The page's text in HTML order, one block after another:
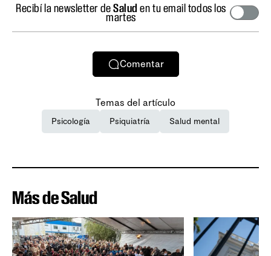
Recibí la newsletter deSalud en tu email todos los
martes
Comentar
Temas del artículo
Psicología Psiquiatría Salud mental
Más de Salud